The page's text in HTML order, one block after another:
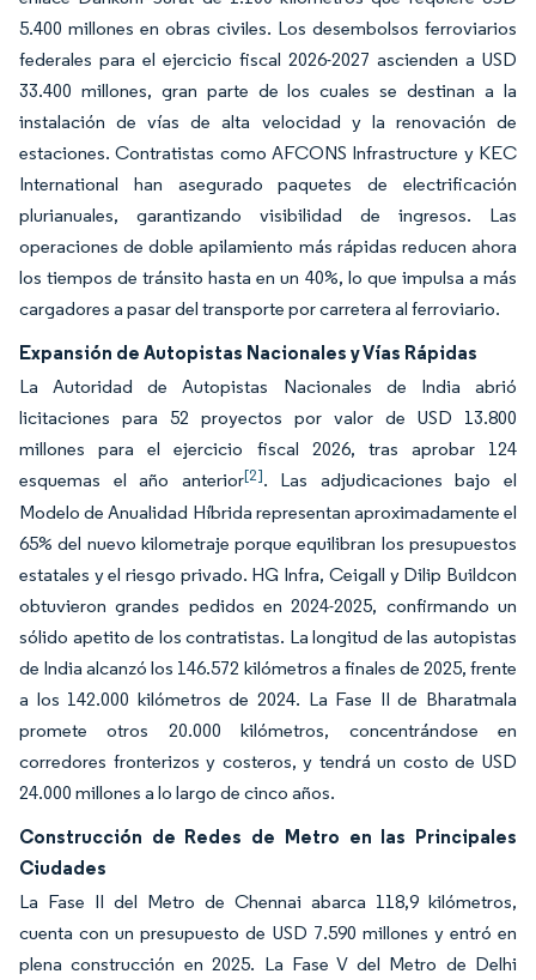
5.400 millones en obras civiles. Los desembolsos ferroviarios
federales para el ejercicio fiscal 2026-2027 ascienden a USD
33.400 millones, gran parte de los cuales se destinan a la
instalación de vías de alta velocidad y la renovación de
estaciones. Contratistas como AFCONS Infrastructure y KEC
International han asegurado paquetes de electrificación
plurianuales, garantizando visibilidad de ingresos. Las
operaciones de doble apilamiento más rápidas reducen ahora
los tiempos de tránsito hasta en un 40%, lo que impulsa a más
cargadores a pasar del transporte por carretera al ferroviario.
Expansión de Autopistas Nacionales y Vías Rápidas
La Autoridad de Autopistas Nacionales de India abrió
licitaciones para 52 proyectos por valor de USD 13.800
millones para el ejercicio fiscal 2026, tras aprobar 124
esquemas el año anterior[2]. Las adjudicaciones bajo el
Modelo de Anualidad Híbrida representan aproximadamente el
65% del nuevo kilometraje porque equilibran los presupuestos
estatales y el riesgo privado. HG Infra, Ceigall y Dilip Buildcon
obtuvieron grandes pedidos en 2024-2025, confirmando un
sólido apetito de los contratistas. La longitud de las autopistas
de India alcanzó los 146.572 kilómetros a finales de 2025, frente
a los 142.000 kilómetros de 2024. La Fase II de Bharatmala
promete otros 20.000 kilómetros, concentrándose en
corredores fronterizos y costeros, y tendrá un costo de USD
24.000 millones a lo largo de cinco años.
Construcción de Redes de Metro en las Principales
Ciudades
La Fase II del Metro de Chennai abarca 118,9 kilómetros,
cuenta con un presupuesto de USD 7.590 millones y entró en
plena construcción en 2025. La Fase V del Metro de Delhi